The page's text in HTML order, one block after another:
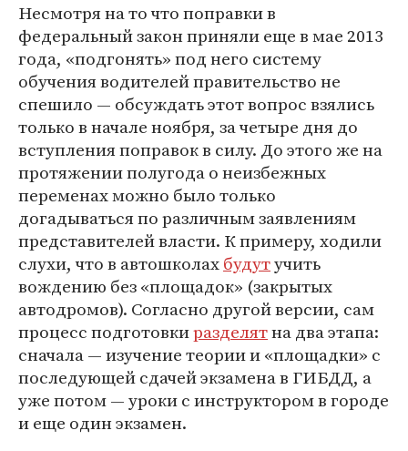
Несмотря на то что поправки в
федеральный закон приняли еще в мае 2013
года, «подгонять» под него систему
обучения водителей правительство не
спешило — обсуждать этот вопрос взялись
только в начале ноября, за четыре дня до
вступления поправок в силу. До этого же на
протяжении полугода о неизбежных
переменах можно было только
догадываться по различным заявлениям
представителей власти. К примеру, ходили
слухи, что в автошколахбудутучить
вождению без «площадок» (закрытых
автодромов). Согласно другой версии, сам
процесс подготовкиразделятна два этапа:
сначала — изучение теории и «площадки» с
последующей сдачей экзамена в ГИБДД, а
уже потом — уроки с инструктором в городе
и еще один экзамен.